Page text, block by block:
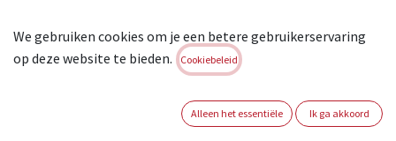
zowel werk- als vrijetijdskleding. Borstzak met knoop.
Borstzak met pennenhouder. Comfortabele stof om
garen, beide geverfd, geborsteld, 150 g / m2.
We gebruiken cookies om je een betere gebruikerservaring
op deze website te bieden.
Cookiebeleid
Alleen het essentiële Ik ga akkoord